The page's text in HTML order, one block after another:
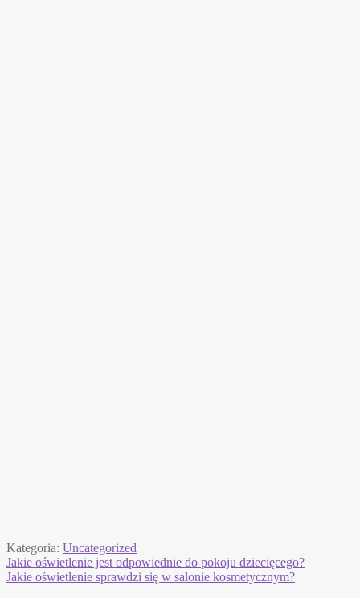
Kategoria: Uncategorized
Nawigacja
wpisu
Poprzedni
wpis:
Jakie oświetlenie jest odpowiednie do pokoju dziecięcego?
Następny
Jakie oświetlenie sprawdzi się w salonie kosmetycznym?